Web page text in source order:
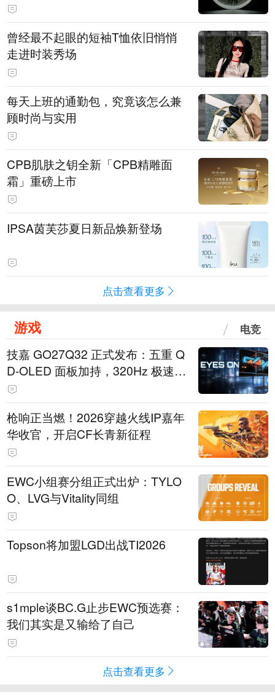
曾经最不起眼的短袖T恤依旧悄悄
走进时装秀场
每天上班的通勤包，究竟该怎么兼
顾时尚与实用
CPB肌肤之钥全新「CPB精雕面
霜」重磅上市
IPSA茵芙莎夏日新品焕新登场
点击查看更多
游戏 电竞
技嘉 GO27Q32 正式发布：五重 Q
D-OLED 面板加持，320Hz 极速与
影院级画面兼得
枪响正当燃！2026穿越火线IP嘉年
华收官，开启CF长青新征程
EWC小组赛分组正式出炉：TYLO
O、LVG与Vitality同组
Topson将加盟LGD出战TI2026
s1mple谈BC.G止步EWC预选赛：
我们其实是又输给了自己
点击查看更多